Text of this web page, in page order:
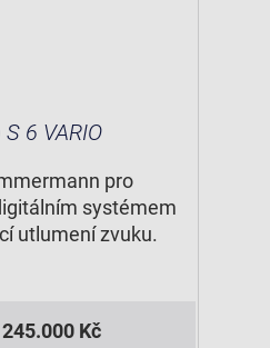
6 VARIO
pro
systémem
utlumení zvuku.
245.000 Kč